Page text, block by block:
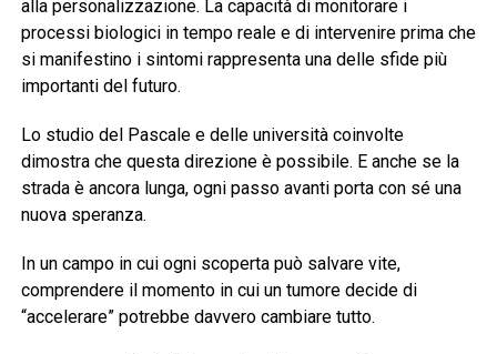
alla personalizzazione. La capacità di monitorare i
processi biologici in tempo reale e di intervenire prima che
si manifestino i sintomi rappresenta una delle sfide più
importanti del futuro.
Lo studio del Pascale e delle università coinvolte
dimostra che questa direzione è possibile. E anche se la
strada è ancora lunga, ogni passo avanti porta con sé una
nuova speranza.
In un campo in cui ogni scoperta può salvare vite,
comprendere il momento in cui un tumore decide di
“accelerare” potrebbe davvero cambiare tutto.